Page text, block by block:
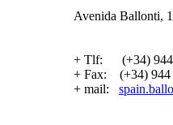
Avenida Ballonti,
+ Tlf: (+34) 944
+ Fax: (+34) 944
+ mail: